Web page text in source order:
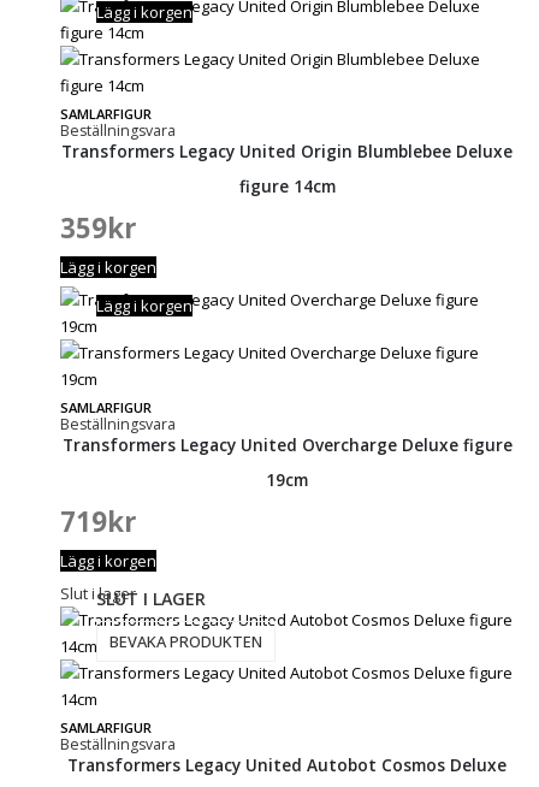
SAMLARFIGUR
Beställningsvara
Lägg i korgen
Transformers Legacy United Origin Blumblebee Deluxe
figure 14cm
359kr
Lägg i korgen
SAMLARFIGUR
Beställningsvara
Lägg i korgen
Transformers Legacy United Overcharge Deluxe figure
19cm
719kr
Lägg i korgen
Slut i lager
SAMLARFIGUR
Beställningsvara
SLUT I LAGER
BEVAKA PRODUKTEN
Transformers Legacy United Autobot Cosmos Deluxe